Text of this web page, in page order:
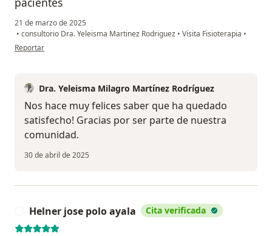
21 de marzo de 2025
• consultorio Dra. Yeleisma Martinez Rodriguez • Visita Fisioterapia •
en opinión del usuario Deiler ramos
Reportar
Dra. Yeleisma Milagro Martínez Rodríguez
Nos hace muy felices saber que ha quedado
satisfecho! Gracias por ser parte de nuestra
comunidad.
30 de abril de 2025
Helner jose polo ayala Cita verificada